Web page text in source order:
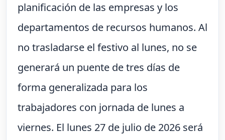
planificación de las empresas y los
departamentos de recursos humanos. Al
no trasladarse el festivo al lunes, no se
generará un puente de tres días de
forma generalizada para los
trabajadores con jornada de lunes a
viernes. El lunes 27 de julio de 2026 será